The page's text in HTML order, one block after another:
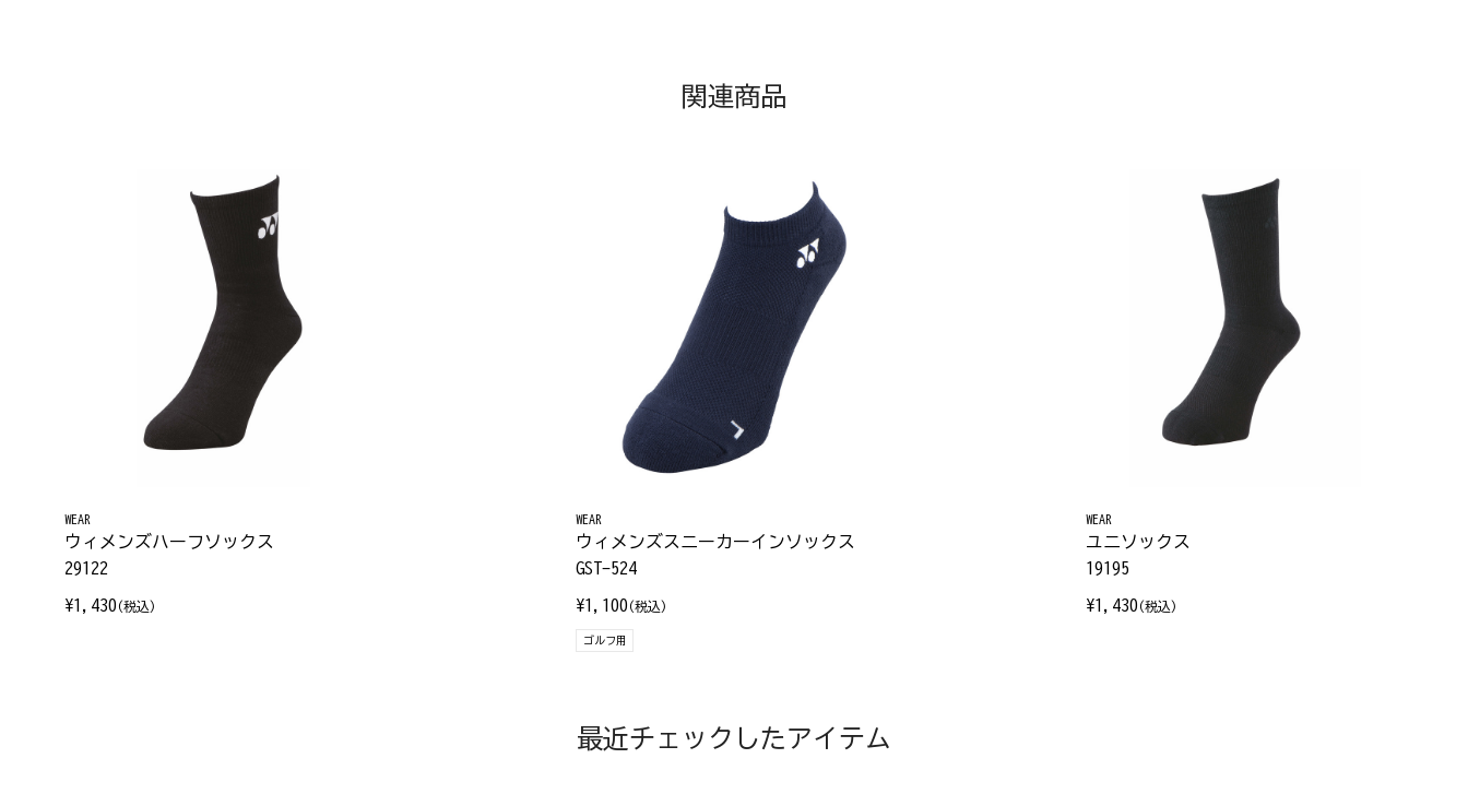
関連商品
WEAR
ウィメンズハーフソックス
29122
¥1,430 (税込)
WEAR
ウィメンズスニーカーインソックス
GST-524
¥1,100 (税込)
ゴルフ用
WEAR
ユニソックス
19195
¥1,430 (税込)
最近チェックしたアイテム